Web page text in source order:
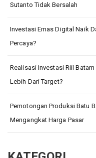
Sutanto Tidak Bersalah
Investasi Emas Digital Naik
Percaya?
Realisasi Investasi Riil
Lebih Dari Target?
Pemotongan Produksi Batu
Mengangkat Harga Pasar